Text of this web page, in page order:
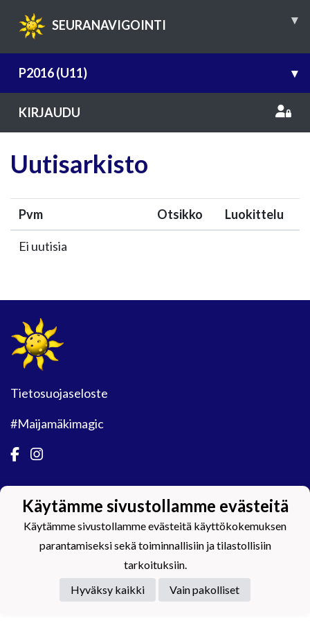
SEURANAVIGOINTI ▾
P2016 (U11) ▾
KIRJAUDU
Uutisarkisto
Pvm Otsikko Luokittelu
Ei uutisia
Tietosuojaseloste
#Maijamäkimagic
Powered by
Käytämme sivustollamme evästeitä
Käytämme sivustollamme evästeitä käyttökokemuksen
parantamiseksi sekä toiminnallisiin ja tilastollisiin
tarkoituksiin.
Hyväksy kaikki
Vain pakolliset